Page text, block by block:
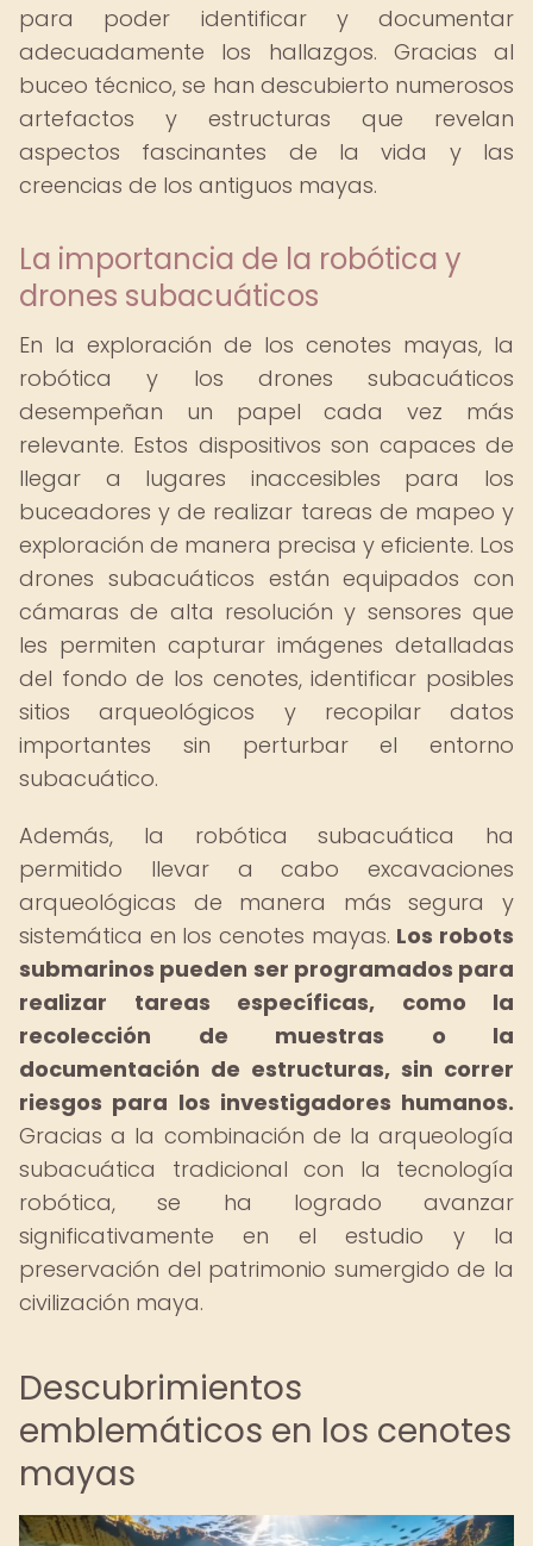
para poder identificar y documentar
adecuadamente los hallazgos. Gracias al
buceo técnico, se han descubierto numerosos
artefactos y estructuras que revelan
aspectos fascinantes de la vida y las
creencias de los antiguos mayas.
La importancia de la robótica y
drones subacuáticos
En la exploración de los cenotes mayas, la
robótica y los drones subacuáticos
desempeñan un papel cada vez más
relevante. Estos dispositivos son capaces de
llegar a lugares inaccesibles para los
buceadores y de realizar tareas de mapeo y
exploración de manera precisa y eficiente. Los
drones subacuáticos están equipados con
cámaras de alta resolución y sensores que
les permiten capturar imágenes detalladas
del fondo de los cenotes, identificar posibles
sitios arqueológicos y recopilar datos
importantes sin perturbar el entorno
subacuático.
Además, la robótica subacuática ha
permitido llevar a cabo excavaciones
arqueológicas de manera más segura y
sistemática en los cenotes mayas. Los robots
submarinos pueden ser programados para
realizar tareas específicas, como la
recolección de muestras o la
documentación de estructuras, sin correr
riesgos para los investigadores humanos.
Gracias a la combinación de la arqueología
subacuática tradicional con la tecnología
robótica, se ha logrado avanzar
significativamente en el estudio y la
preservación del patrimonio sumergido de la
civilización maya.
Descubrimientos
emblemáticos en los cenotes
mayas